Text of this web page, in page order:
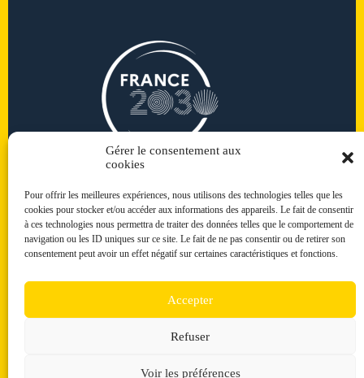
Gérer le consentement aux
cookies
Pour offrir les meilleures expériences, nous utilisons des technologies telles que les
cookies pour stocker et/ou accéder aux informations des appareils. Le fait de consentir
à ces technologies nous permettra de traiter des données telles que le comportement de
navigation ou les ID uniques sur ce site. Le fait de ne pas consentir ou de retirer son
consentement peut avoir un effet négatif sur certaines caractéristiques et fonctions.
Accepter
Refuser
Voir les préférences
Copyright © 2026 Bachelor ACT
Le Bachelor ACT a bénéficié d'une aide d'Etat gérée par